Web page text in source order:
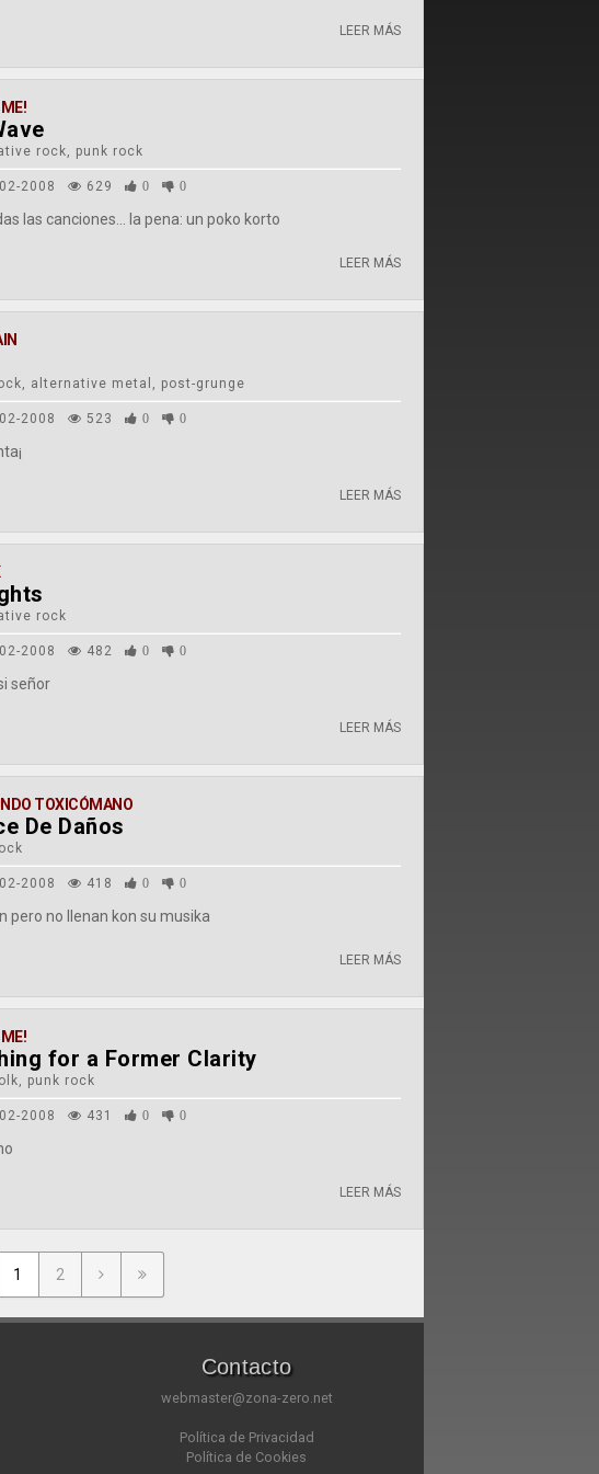
LEER MÁS
rock, punk rock
2008 629 0 0
las canciones... la pena: un poko korto
LEER MÁS
alternative metal, post-grunge
2008 523 0 0
LEER MÁS
rock
2008 482 0 0
señor
LEER MÁS
TOXICÓMANO
De Daños
2008 418 0 0
pero no llenan kon su musika
LEER MÁS
for a Former Clarity
punk rock
2008 431 0 0
LEER MÁS
1 2
Contacto
webmaster@zona-zero.net
Política de Privacidad
Política de Cookies